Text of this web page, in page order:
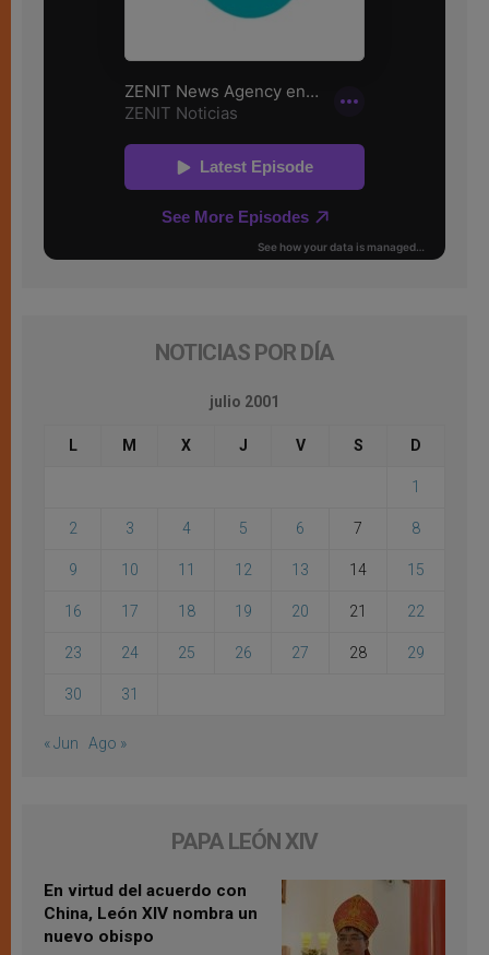
NOTICIAS POR DÍA
julio 2001
L M X J V S D
1
2 3 4 5 6 7 8
9 10 11 12 13 14 15
16 17 18 19 20 21 22
23 24 25 26 27 28 29
30 31
« Jun Ago »
PAPA LEÓN XIV
En virtud del acuerdo con
China, León XIV nombra un
nuevo obispo